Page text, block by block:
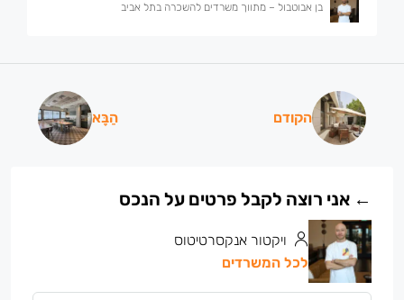
בן אבוטבול – מתווך משרדים להשכרה בתל אביב
הקודם הַבָּא
ויקטור אנקסרטיטוס
לכל המשרדים